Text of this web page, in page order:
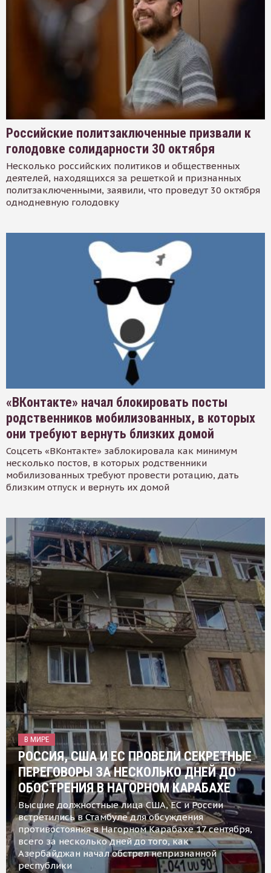
Российские политзаключенные призвали к
голодовке солидарности 30 октября
Несколько российских политиков и общественных
деятелей, находящихся за решеткой и признанных
политзаключенными, заявили, что проведут 30 октября
однодневную голодовку
«ВКонтакте» начал блокировать посты
родственников мобилизованных, в которых
они требуют вернуть близких домой
Соцсеть «ВКонтакте» заблокировала как минимум
несколько постов, в которых родственники
мобилизованных требуют провести ротацию, дать
близким отпуск и вернуть их домой
В МИРЕ
РОССИЯ, США И ЕС ПРОВЕЛИ СЕКРЕТНЫЕ
ПЕРЕГОВОРЫ ЗА НЕСКОЛЬКО ДНЕЙ ДО
ОБОСТРЕНИЯ В НАГОРНОМ КАРАБАХЕ
Высшие должностные лица США, ЕС и России
встретились в Стамбуле для обсуждения
противостояния в Нагорном Карабахе 17 сентября,
всего за несколько дней до того, как
Азербайджан начал обстрел непризнанной
республики